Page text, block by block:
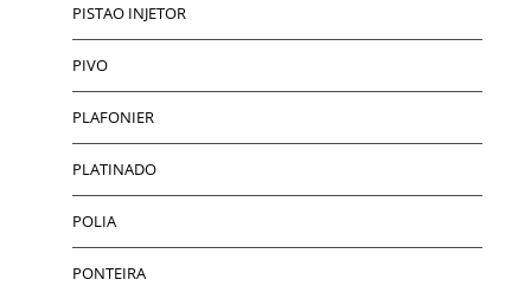
PISTAO INJETOR
PIVO
PLAFONIER
PLATINADO
POLIA
PONTEIRA